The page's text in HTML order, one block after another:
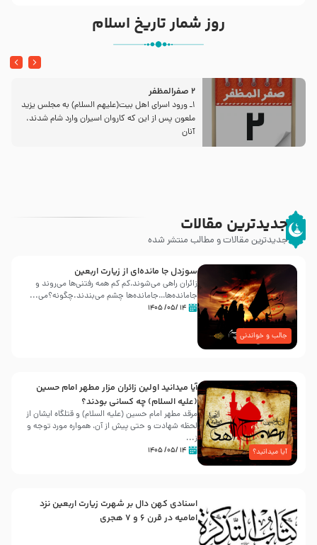
روز شمار تاریخ اسلام
2 صفرالمظفر
1ـ ورود اسراى اهل بیت‌(علیهم السلام) به مجلس یزید
ملعون پس از این كه كاروان اسیران وارد شام شدند،
آنان
جدیدترین مقالات
جدیدترین مقالات و مطالب منتشر شده
جالب و خواندنی
سوزدل جا مانده‌ای از زیارت اربعین
زائران راهی می‌شوند،کم‌ کم همه رفتنی‌ها می‌روند و
جامانده‌ها…جامانده‌ها چشم می‌بندند.چگونه؟می‌...
۱۴ /۰۵/ ۱۴۰۵
آیا میدانید؟
آیا میدانید اولین زائران مزار مطهر امام حسین
(علیه السلام) چه کسانی بودند؟
مرقد مطهر امام حسین (علیه السلام) و قتلگاه ایشان از
لحظه شهادت و حتی پیش از آن، همواره مورد توجه و
ز...
۱۴ /۰۵/ ۱۴۰۵
اسنادی کهن دال بر شهرت زیارت اربعین نزد
امامیه در قرن ۶ و ۷ هجری